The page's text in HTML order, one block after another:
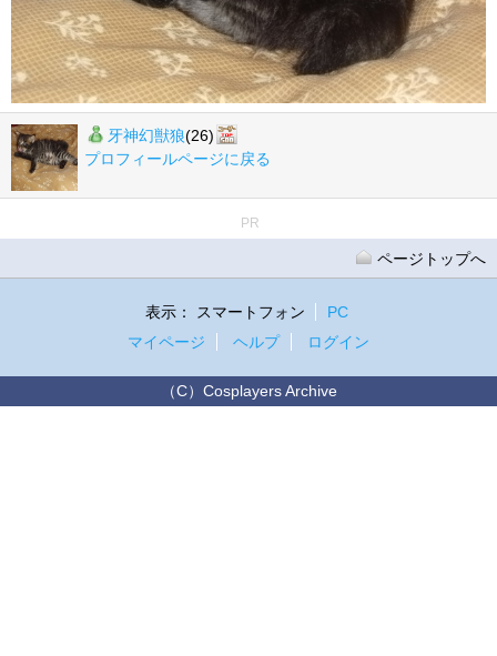
牙神幻獣狼(26)
プロフィールページに戻る
PR
ページトップへ
表示： スマートフォン
PC
マイページ
ヘルプ ログイン
（C）Cosplayers Archive